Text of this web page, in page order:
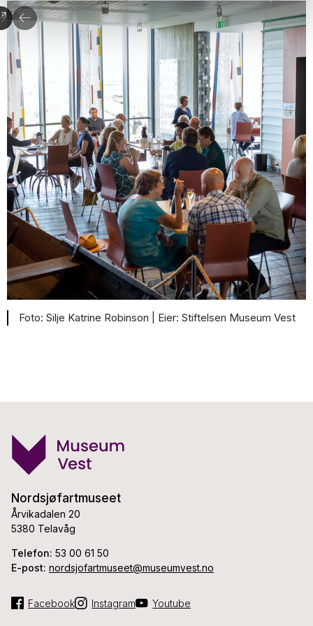
Silje Katrine Robinson | Stiftelsen Museum Vest
Nordsjøfartmuseet
Årvikadalen 20
5380 Telavåg
Telefon: 53 00 61 50
E-post: nordsjofartmuseet@museumvest.no
Facebook Instagram Youtube